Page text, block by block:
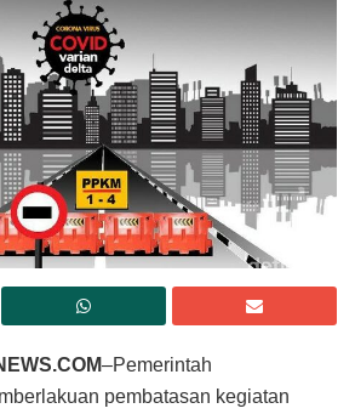
–Pemerintah
pembatasan kegiatan